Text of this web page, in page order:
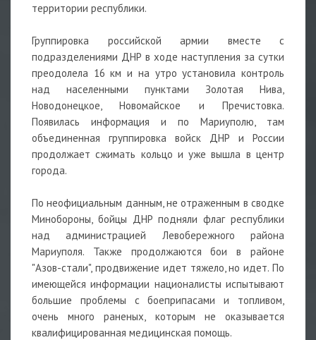
территории республики.
Группировка российской армии вместе с
подразделениями ДНР в ходе наступления за сутки
преодолела 16 км и на утро установила контроль
над населенными пунктами Золотая Нива,
Новодонецкое, Новомайское и Пречистовка.
Появилась информация и по Мариуполю, там
объединенная группировка войск ДНР и России
продолжает сжимать кольцо и уже вышла в центр
города.
По неофициальным данным, не отраженным в сводке
Минобороны, бойцы ДНР подняли флаг республики
над администрацией Левобережного района
Мариуполя. Также продолжаются бои в районе
"Азов-стали", продвижение идет тяжело, но идет. По
имеющейся информации националисты испытывают
большие проблемы с боеприпасами и топливом,
очень много раненых, которым не оказывается
квалифицированная медицинская помощь.